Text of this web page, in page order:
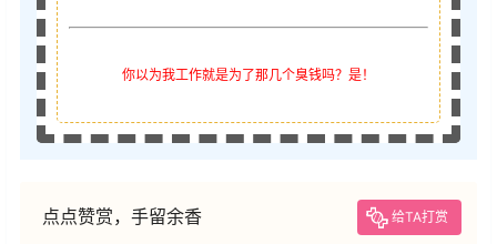
你以为我工作就是为了那几个臭钱吗？是！
点点赞赏，手留余香 给TA打赏